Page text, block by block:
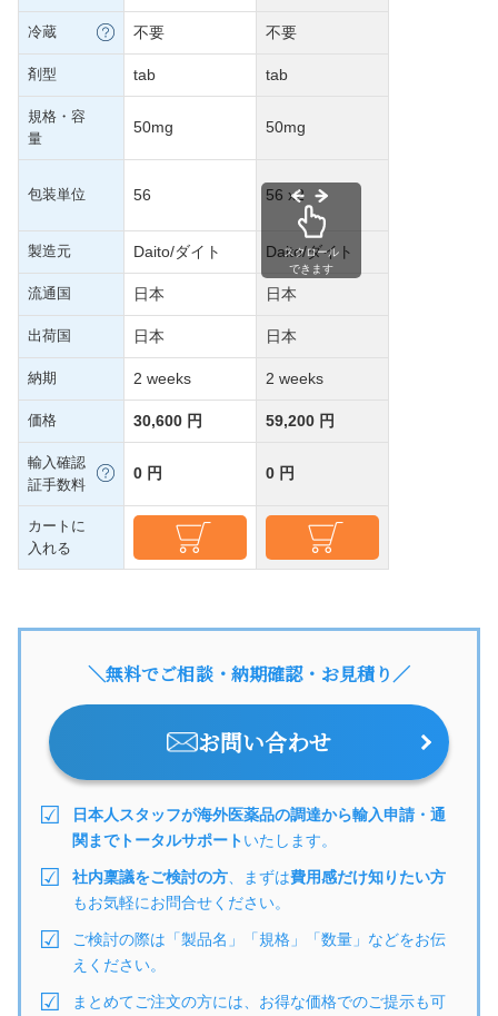
冷蔵 不要 不要
剤型 tab tab
規格・容
量
50mg 50mg
包装単位 56 56 x2
製造元 Daito/ダイト Daito/ダイト
流通国 日本 日本
出荷国 日本 日本
納期 2 weeks 2 weeks
価格 30,600 円 59,200 円
輸入確認
証手数料
0 円 0 円
カートに
入れる
スクロール
できます
＼無料でご相談・納期確認・お見積り／
お問い合わせ
日本人スタッフが海外医薬品の調達から輸入申請・通
関までトータルサポートいたします。
社内稟議をご検討の方 、まずは費用感だけ知りたい方
もお気軽にお問合せください。
ご検討の際は「製品名」「規格」「数量」などをお伝
えください。
まとめてご注文の方には、お得な価格でのご提示も可